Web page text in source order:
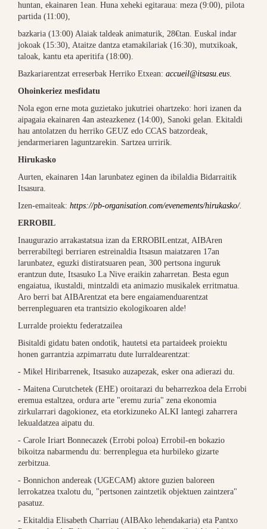
huntan, ekainaren 1ean. Huna xeheki egitaraua: meza (9:00), pilota
partida (11:00),
bazkaria (13:00) Alaiak taldeak animaturik, 28€tan. Euskal indar
jokoak (15:30), Ataitze dantza etamakilariak (16:30), mutxikoak,
taloak, kantu eta aperitifa (18:00).
Bazkariarentzat erreserbak Herriko Etxean: accueil@itsasu.eus.
Ohoinkeriez mesfidatu
Nola egon erne mota guzietako jukutriei ohartzeko: hori izanen da
aipagaia ekainaren 4an asteazkenez (14:00), Sanoki gelan. Ekitaldi
hau antolatzen du herriko GEUZ edo CCAS batzordeak,
jendarmeriaren laguntzarekin. Sartzea urririk.
Hirukasko
Aurten, ekainaren 14an larunbatez eginen da ibilaldia Bidarraitik
Itsasura.
Izen-emaiteak: https://pb-organisation.com/evenements/hirukasko/.
ERROBIL
Inaugurazio arrakastatsua izan da ERROBILentzat, AIBAren
berrerabiltegi berriaren estreinaldia Itsasun maiatzaren 17an
larunbatez, eguzki distiratsuaren pean, 300 pertsona inguruk
erantzun dute, Itsasuko La Nive eraikin zaharretan. Besta egun
engaiatua, ikustaldi, mintzaldi eta animazio musikalek erritmatua.
Aro berri bat AIBArentzat eta bere engaiamenduarentzat
berrenpleguaren eta trantsizio ekologikoaren alde!
Lurralde proiektu federatzailea
Bisitaldi gidatu baten ondotik, hautetsi eta partaideek proiektu
honen garrantzia azpimarratu dute lurraldearentzat:
- Mikel Hiribarrenek, Itsasuko auzapezak, esker ona adierazi du.
- Maitena Curutchetek (EHE) oroitarazi du beharrezkoa dela Errobi
eremua estaltzea, ordura arte "eremu zuria" zena ekonomia
zirkularrari dagokionez, eta etorkizuneko ALKI lantegi zaharrera
lekualdatzea aipatu du.
- Carole Iriart Bonnecazek (Errobi poloa) Errobil-en bokazio
bikoitza nabarmendu du: berrenplegua eta hurbileko gizarte
zerbitzua.
- Bonnichon andereak (UGECAM) aktore guzien baloreen
lerrokatzea txalotu du, "pertsonen zaintzetik objektuen zaintzera"
pasatuz.
- Ekitaldia Elisabeth Charriau (AIBAko lehendakaria) eta Pantxo